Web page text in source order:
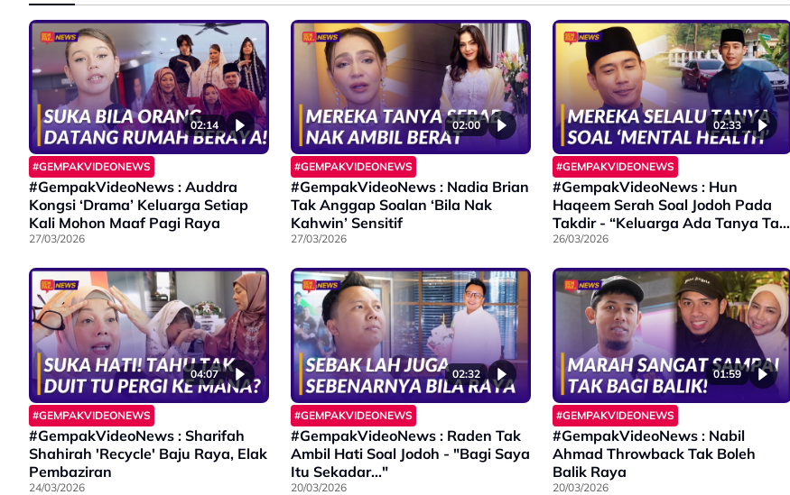
02:14
#GEMPAKVIDEONEWS
#GempakVideoNews : Auddra
Kongsi ‘Drama’ Keluarga Setiap
Kali Mohon Maaf Pagi Raya
27/03/2026
02:00
#GEMPAKVIDEONEWS
#GempakVideoNews : Nadia Brian
Tak Anggap Soalan ‘Bila Nak
Kahwin’ Sensitif
27/03/2026
02:33
#GEMPAKVIDEONEWS
#GempakVideoNews : Hun
Haqeem Serah Soal Jodoh Pada
Takdir - “Keluarga Ada Tanya Tapi
Bukan Sebab Sibuk Nak Tahu…”
26/03/2026
04:07
#GEMPAKVIDEONEWS
#GempakVideoNews : Sharifah
Shahirah 'Recycle' Baju Raya, Elak
Pembaziran
24/03/2026
02:32
#GEMPAKVIDEONEWS
#GempakVideoNews : Raden Tak
Ambil Hati Soal Jodoh - "Bagi Saya
Itu Sekadar..."
20/03/2026
01:59
#GEMPAKVIDEONEWS
#GempakVideoNews : Nabil
Ahmad Throwback Tak Boleh
Balik Raya
20/03/2026